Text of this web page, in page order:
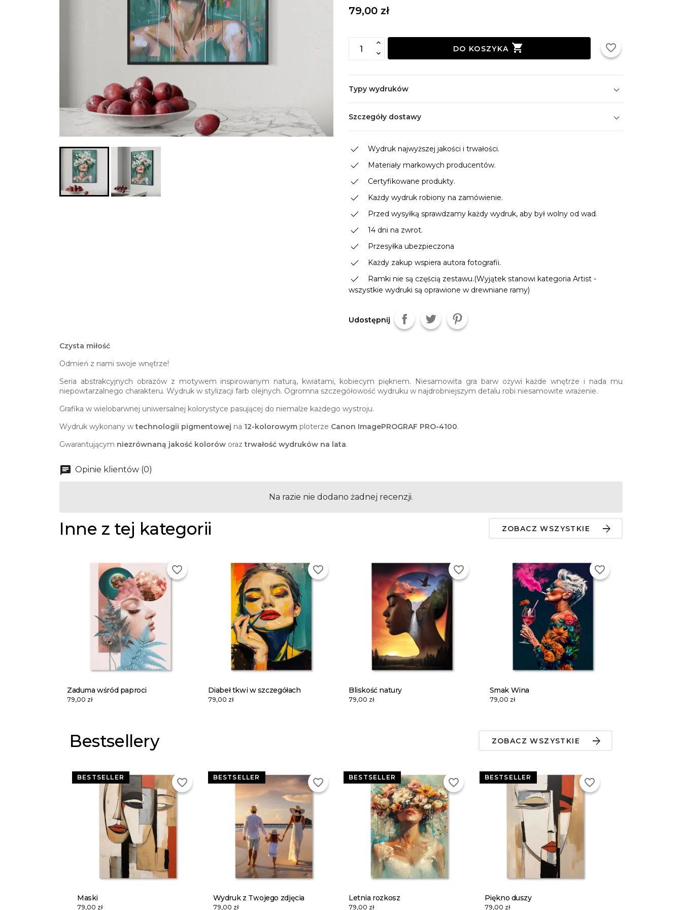
79,00 zł
DO KOSZYKA  favorite_border
Typy wydruków
Szczegóły dostawy
done Wydruk najwyższej jakości i trwałości.
done Materiały markowych producentów.
done Certyfikowane produkty.
done Każdy wydruk robiony na zamówienie.
done Przed wysyłką sprawdzamy każdy wydruk, aby był wolny od wad.
done 14 dni na zwrot.
done Przesyłka ubezpieczona
done Każdy zakup wspiera autora fotografii.
done
Ramki nie są częścią zestawu.(Wyjątek stanowi kategoria Artist -
wszystkie wydruki są oprawione w drewniane ramy)
Udostępnij
Czysta miłość
Odmień z nami swoje wnętrze!
Seria abstrakcyjnych obrazów z motywem inspirowanym naturą, kwiatami, kobiecym pięknem. Niesamowita gra barw ożywi każde wnętrze i nada mu
niepowtarzalnego charakteru. Wydruk w stylizacji farb olejnych. Ogromna szczegółowość wydruku w najdrobniejszym detalu robi niesamowite wrażenie.
Grafika w wielobarwnej uniwersalnej kolorystyce pasującej do niemalże każdego wystroju.
Wydruk wykonany wtechnologii pigmentowej na 12-kolorowym ploterze Canon ImagePROGRAF PRO-4100.
Gwarantującym niezrównaną jakość kolorów oraztrwałość wydruków na lata.
Opinie klientów (0)
Na razie nie dodano żadnej recenzji.
Inne z tej kategorii ZOBACZ WSZYSTKIE
Zaduma wśród paproci
79,00 zł
favorite_border
Diabeł tkwi w szczegółach
79,00 zł
favorite_border
Bliskość natury
79,00 zł
favorite_border
Smak Wina
79,00 zł
favorite_border
Bestsellery ZOBACZ WSZYSTKIE
Maski
79,00 zł
BESTSELLER favorite_border
Wydruk z Twojego zdjęcia
79,00 zł
BESTSELLER favorite_border
Letnia rozkosz
79,00 zł
BESTSELLER favorite_border
Piękno duszy
79,00 zł
BESTSELLER favorite_border